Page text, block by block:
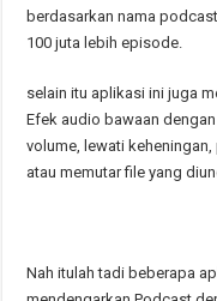
berdasarkan nama
100 juta lebih episode.
selain itu aplikasi ini juga
Efek audio bawaan
volume, lewati
atau memutar file yang
Nah itulah tadi beberapa